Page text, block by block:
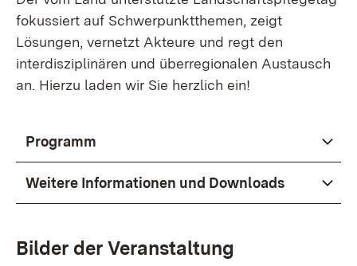
fokussiert auf Schwerpunktthemen, zeigt
Lösungen, vernetzt Akteure und regt den
interdisziplinären und überregionalen Austausch
an. Hierzu laden wir Sie herzlich ein!
Programm
Weitere Informationen und Downloads
Bilder der Veranstaltung